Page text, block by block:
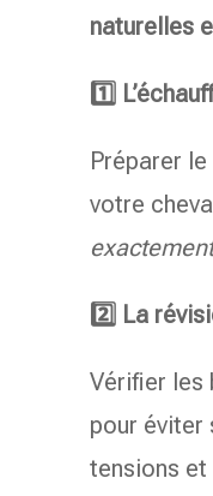
naturelles
1️⃣
Préparer
votre
exactement
2️⃣ La
Vérifier les
pour éviter
tensions et